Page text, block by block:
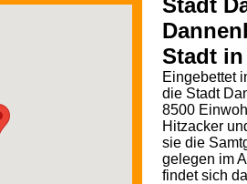
Stadt
Stadt
Eingebettet
die Stadt
8500
Hitzacker
sie die
gelegen im
findet sich